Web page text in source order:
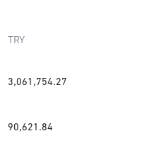
TRY
3,061,754.27
90,621.84